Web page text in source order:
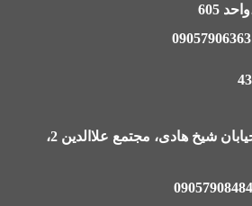
09057906363
تهران، جمهوری، نبش خیابان شیخ هادی، مجتمع علاالدین 2،